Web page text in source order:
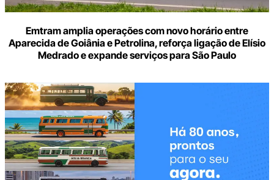
Emtram amplia operações com novo horário entre
Aparecida de Goiânia e Petrolina, reforça ligação de Elísio
Medrado e expande serviços para São Paulo